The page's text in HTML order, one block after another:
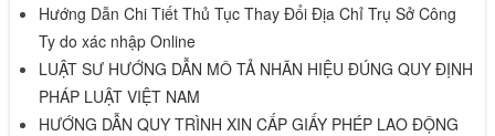
Hướng Dẫn Chi Tiết Thủ Tục Thay Đổi Địa Chỉ Trụ Sở Công
Ty do xác nhập Online
LUẬT SƯ HƯỚNG DẪN MÔ TẢ NHÃN HIỆU ĐÚNG QUY ĐỊNH
PHÁP LUẬT VIỆT NAM
HƯỚNG DẪN QUY TRÌNH XIN CẤP GIẤY PHÉP LAO ĐỘNG